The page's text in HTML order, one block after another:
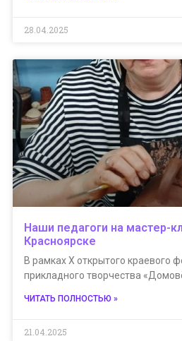
28.04.2025
Наши педагоги на мастер-
Красноярске
В рамках X открытого краевого
прикладного творчества
ЧИТАТЬ ПОЛНОСТЬЮ »
21.04.2025